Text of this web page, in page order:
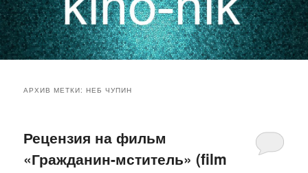
основному
содержимому
дополнительному
содержимому
АРХИВ МЕТКИ:НЕБ ЧУПИН
Рецензия на фильм
«Гражданин-мститель» (film